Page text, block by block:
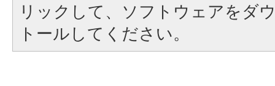
リックして、ソフトウェアをダ
トールしてください。